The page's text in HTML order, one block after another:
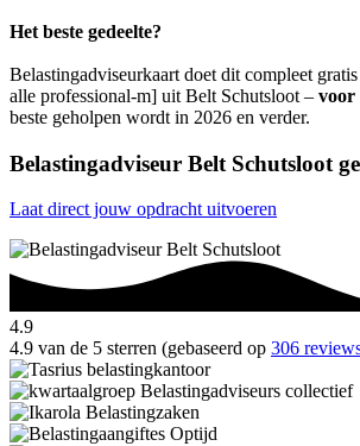
Het beste gedeelte?
Belastingadviseurkaart doet dit compleet
alle professional-m] uit Belt Schutsloot – voor
beste geholpen wordt in 2026 en verder.
Belastingadviseur Belt Schutsloot
Laat direct jouw opdracht uitvoeren
4.9
4.9 van de 5 sterren (gebaseerd op 306